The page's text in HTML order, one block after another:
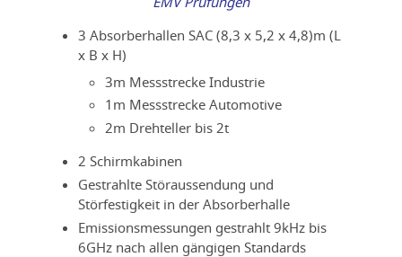
3 Absorberhallen SAC (8,3 x 5,2 x 4,8)m (L
x B x H)
3m Messstrecke Industrie
1m Messstrecke Automotive
2m Drehteller bis 2t
2 Schirmkabinen
Gestrahlte Störaussendung und
Störfestigkeit in der Absorberhalle
Emissionsmessungen gestrahlt 9kHz bis
6GHz nach allen gängigen Standards